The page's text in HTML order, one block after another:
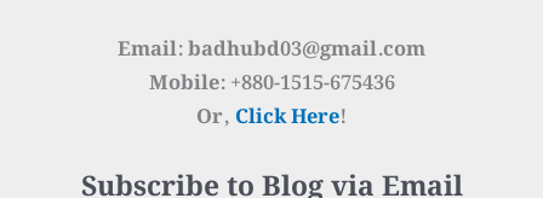
Email: badhubd03@gmail.com
Mobile: +880-1515-675436
Or, Click Here!
Subscribe to Blog via Email